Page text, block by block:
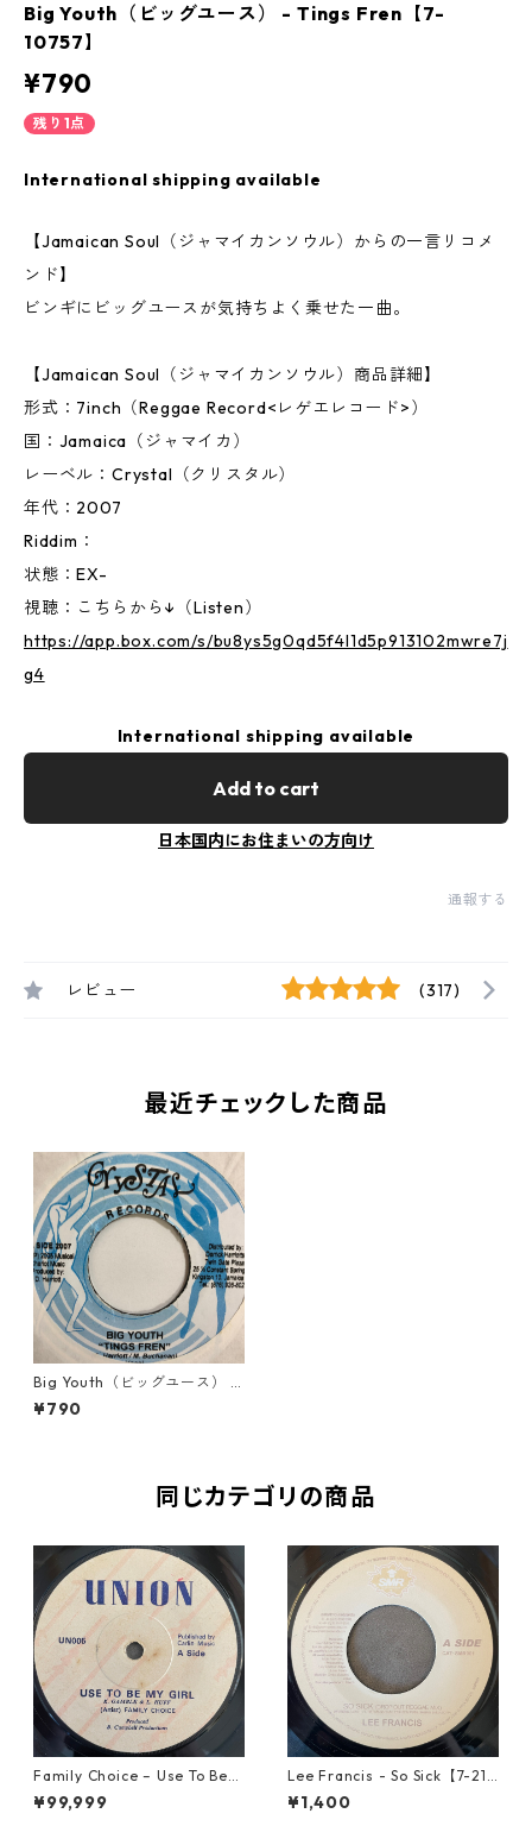
Big Youth（ビッグユース） - Tings Fren【7-
10757】
¥790
残り1点
International shipping available
【Jamaican Soul（ジャマイカンソウル）からの一言リコメ
ンド】
ビンギにビッグユースが気持ちよく乗せた一曲。
【Jamaican Soul（ジャマイカンソウル）商品詳細】
形式：7inch（Reggae Record<レゲエレコード>）
国：Jamaica（ジャマイカ）
レーベル：Crystal（クリスタル）
年代：2007
Riddim：
状態：EX-
視聴：こちらから↓（Listen）
https://app.box.com/s/bu8ys5g0qd5f4l1d5p913102mwre7j
g4
International shipping available
Add to cart
日本国内にお住まいの方向け
通報する
レビュー (317)
最近チェックした商品
Big Youth（ビッグユース） -
Tings Fren【7-10757】
¥790
同じカテゴリの商品
Family Choice – Use To Be
My Girl【7-22004】
¥99,999
Lee Francis - So Sick【7-219
25】
¥1,400